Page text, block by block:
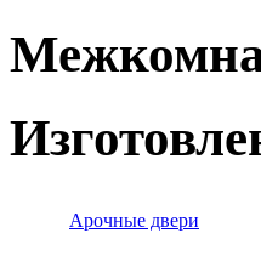
Арочные двери